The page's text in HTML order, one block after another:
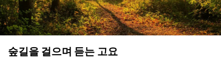
숲길을 걸으며 듣는 고요